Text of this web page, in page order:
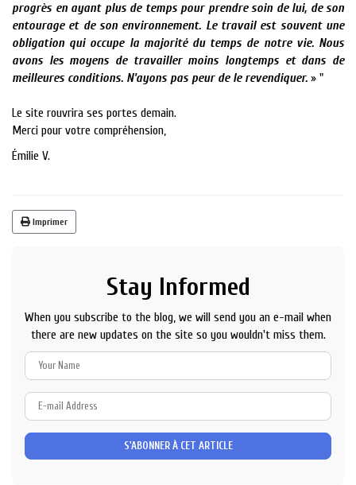
progrès en ayant plus de temps pour prendre soin de lui, de son
entourage et de son environnement. Le travail est souvent une
obligation qui occupe la majorité du temps de notre vie. Nous
avons les moyens de travailler moins longtemps et dans de
meilleures conditions. N'ayons pas peur de le revendiquer. » "
Le site rouvrira ses portes demain.
Merci pour votre compréhension,
Émilie V.
Imprimer
Stay Informed
When you subscribe to the blog, we will send you an e-mail when
there are new updates on the site so you wouldn't miss them.
Name
mail
Address
S'ABONNER À CET ARTICLE